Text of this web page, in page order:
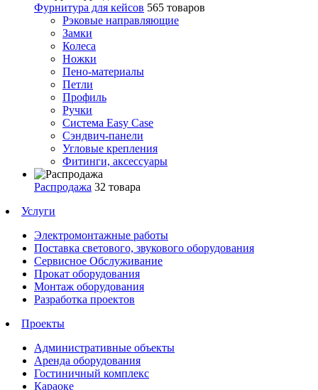
Фурнитура для кейсов 565 товаров
Рэковые направляющие
Замки
Колеса
Ножки
Пено-материалы
Петли
Профиль
Ручки
Система Easy Case
Сэндвич-панели
Угловые крепления
Фитинги, аксессуары
Распродажа 32 товара
Услуги
Электромонтажные работы
Поставка светового, звукового оборудования
Сервисное Обслуживание
Прокат оборудования
Монтаж оборудования
Разработка проектов
Проекты
Административные объекты
Аренда оборудования
Гостиничный комплекс
Караоке